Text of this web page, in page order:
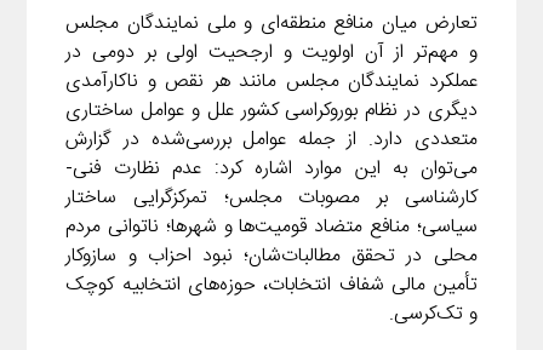
تعارض میان منافع منطقه‌ای و ملی نمایندگان مجلس
و مهم‌تر از آن اولویت و ارجحیت اولی بر دومی در
عملکرد نمایندگان مجلس مانند هر نقص و ناکارآمدی
دیگری در نظام بوروکراسی کشور علل و عوامل ساختاری
متعددی دارد. از جمله عوامل بررسی‌شده در گزارش
می‌توان به این موارد اشاره کرد: عدم نظارت فنی-
کارشناسی بر مصوبات مجلس؛ تمرکزگرایی ساختار
سیاسی؛ منافع متضاد قومیت‌ها و شهرها؛ ناتوانی مردم
محلی در تحقق مطالبات‌شان؛ نبود احزاب و سازوکار
تأمین مالی شفاف انتخابات، حوزه‌های انتخابیه کوچک
و تک‌کرسی.